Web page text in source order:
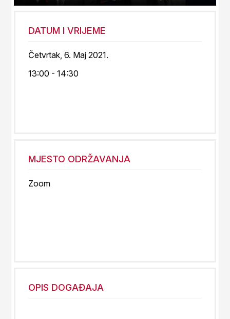
DATUM I VRIJEME
Četvrtak, 6. Maj 2021.
13:00 - 14:30
MJESTO ODRŽAVANJA
Zoom
OPIS DOGAĐAJA